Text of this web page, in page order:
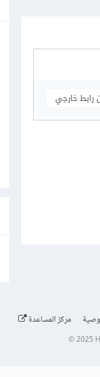
خارجي
مركز المساعدة
© 2025